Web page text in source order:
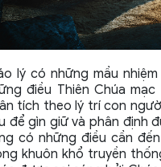
lý có những mầu
điều Thiên Chúa
tích theo lý trí con
để gìn giữ và phân định
có những điều cần
khuôn khổ truyền